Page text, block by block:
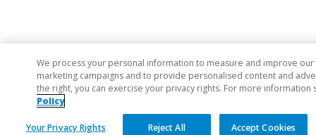
We process your personal information to measure and improve our
marketing campaigns and to provide personalised content and
the right, you can exercise your privacy rights. For more information
Policy
Your Privacy Rights Reject All Accept Cookies